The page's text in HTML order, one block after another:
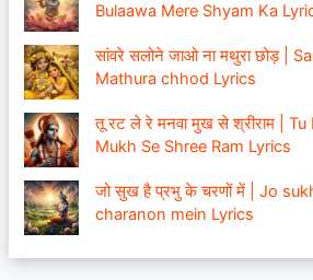
Bulaawa Mere Shyam Ka
सांवरे सलोने जाओ ना मथुरा छोड़ |
Mathura chhod Lyrics
तू रट ले रे मनवा मुख से श्रीराम |
Mukh Se Shree Ram Lyrics
जो सुख है प्रभु के चरणों में | Jo
charanon mein Lyrics